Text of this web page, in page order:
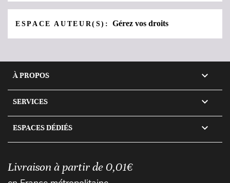
ESPACE AUTEUR(S):Gérez vos droits
À PROPOS 
SERVICES 
ESPACES DÉDIÉS 
Livraison à partir de 0,01€